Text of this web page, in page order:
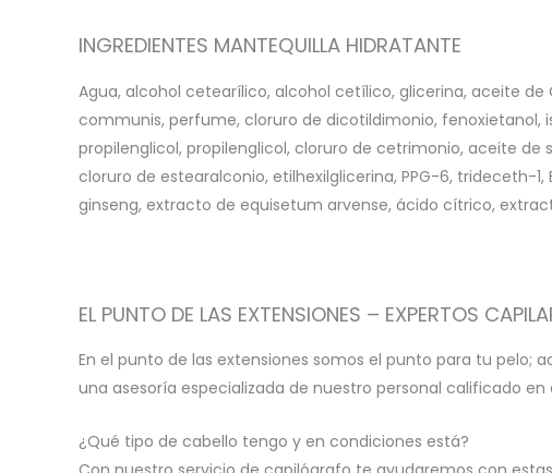
INGREDIENTES MANTEQUILLA HIDRATANTE
Agua, alcohol cetearílico, alcohol cetílico, glicerina, aceite
communis, perfume, cloruro de dicotildimonio,
propilenglicol, propilenglicol, cloruro de cetrimonio, aceite
cloruro de estearalconio, etilhexilglicerina, PPG-6, trideceth-
ginseng, extracto de equisetum arvense, ácido cítrico,
EL PUNTO DE LAS EXTENSIONES – EXPERTOS
En el punto de las extensiones somos el punto para tu pelo;
una asesoría especializada de nuestro personal calificado
¿Qué tipo de cabello tengo y en condiciones está?